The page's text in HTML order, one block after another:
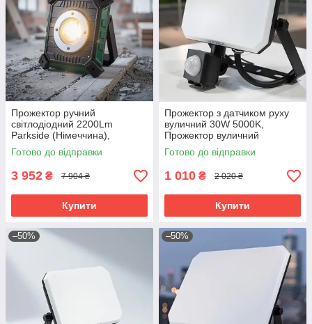
Прожектор ручний
світлодіодний 2200Lm
Parkside (Німеччина),
Акумуляторний лед
прожектор, RYH
Готово до відправки
3 952 ₴ 7 904 ₴
Купити
Прожектор з датчиком руху
вуличний 30W 5000K,
Прожектор вуличний
потужний, Прожектор з
детектором руху, RYH
Готово до відправки
1 010 ₴ 2 020 ₴
Купити
–50% –50%